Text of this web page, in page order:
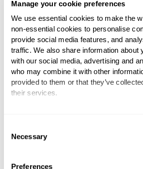
Manage your cookie preferences
We use essential cookies to make the
non-essential cookies to personalise
provide social media features, and
traffic. We also share information about
with our social media, advertising and
who may combine it with other
provided to them or that they’ve
their services.
Necessary
Preferences
hoeveel elektriciteit u op
moment gebruikt en
het kost. U kunt er ook
afstand uw
controleren.
Lage CO2-
dat u met een bepaalde